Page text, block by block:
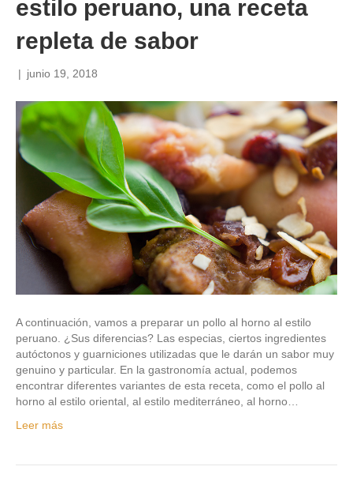
estilo peruano, una receta
repleta de sabor
| junio 19, 2018
A continuación, vamos a preparar un pollo al horno al estilo
peruano. ¿Sus diferencias? Las especias, ciertos ingredientes
autóctonos y guarniciones utilizadas que le darán un sabor muy
genuino y particular. En la gastronomía actual, podemos
encontrar diferentes variantes de esta receta, como el pollo al
horno al estilo oriental, al estilo mediterráneo, al horno…
Leer más